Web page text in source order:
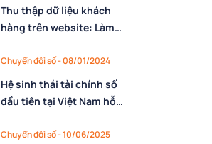
Thu thập dữ liệu khách
hàng trên website: Làm
dữ liệu cá nhân (PDPL) mà
không làm gián đoạn
marketing?
Chuyển đổi số - 08/01/2024
Hệ sinh thái tài chính số
đầu tiên tại Việt Nam hỗ
nghiệp trong tài trợ
Chuyển đổi số - 10/06/2025